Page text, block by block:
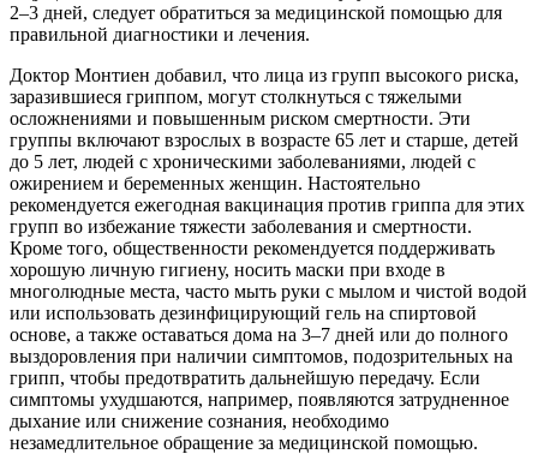
2–3 дней, следует обратиться за медицинской помощью для
правильной диагностики и лечения.
Доктор Монтиен добавил, что лица из групп высокого риска,
заразившиеся гриппом, могут столкнуться с тяжелыми
осложнениями и повышенным риском смертности. Эти
группы включают взрослых в возрасте 65 лет и старше, детей
до 5 лет, людей с хроническими заболеваниями, людей с
ожирением и беременных женщин. Настоятельно
рекомендуется ежегодная вакцинация против гриппа для этих
групп во избежание тяжести заболевания и смертности.
Кроме того, общественности рекомендуется поддерживать
хорошую личную гигиену, носить маски при входе в
многолюдные места, часто мыть руки с мылом и чистой водой
или использовать дезинфицирующий гель на спиртовой
основе, а также оставаться дома на 3–7 дней или до полного
выздоровления при наличии симптомов, подозрительных на
грипп, чтобы предотвратить дальнейшую передачу. Если
симптомы ухудшаются, например, появляются затрудненное
дыхание или снижение сознания, необходимо
незамедлительное обращение за медицинской помощью.